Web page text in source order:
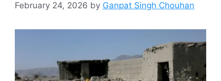
February 24, 2026 by Ganpat Singh Chouhan